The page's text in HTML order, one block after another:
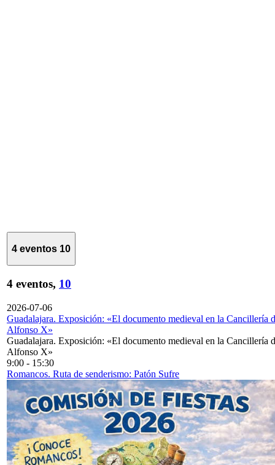
4 eventos 10
4 eventos, 10
2026-07-06
Guadalajara. Exposición: «El documento medieval en la Cancillería
Alfonso X»
Guadalajara. Exposición: «El documento medieval en la Cancillería
Alfonso X»
9:00 - 15:30
Romancos. Ruta de senderismo: Patón Sufre